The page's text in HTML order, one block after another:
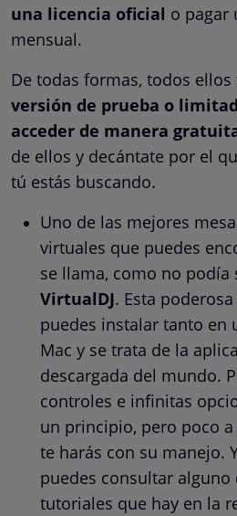
una licencia oficial o pagar
mensual.
De todas formas, todos ellos
versión de prueba o
acceder de manera
de ellos y decántate por el
tú estás buscando.
Uno de las mejores
virtuales que puedes
se llama, como no podía
VirtualDJ. Esta
puedes instalar tanto en
Mac y se trata de la
descargada del mundo.
controles e infinitas
un principio, pero poco
te harás con su manejo.
puedes consultar
tutoriales que hay en la